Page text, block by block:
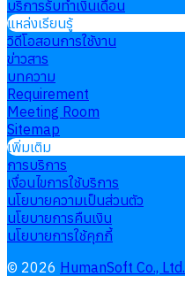
บริการรับทำเงินเดือน
แหล่งเรียนรู้
วิดีโอสอนการใช้งาน
ข่าวสาร
บทความ
Requirement
Meeting Room
Sitemap
เพิ่มเติม
การบริการ
เงื่อนไขการใช้บริการ
นโยบายความเป็นส่วนตัว
นโยบายการคืนเงิน
นโยบายการใช้คุกกี้
© 2026 HumanSoft Co., Ltd.